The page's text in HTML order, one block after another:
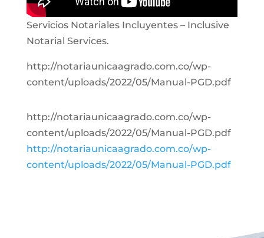
Servicios Notariales Incluyentes – Inclusive
Notarial Services.
http://notariaunicaagrado.com.co/wp-
content/uploads/2022/05/Manual-PGD.pdf
http://notariaunicaagrado.com.co/wp-
content/uploads/2022/05/Manual-PGD.pdf
http://notariaunicaagrado.com.co/wp-
content/uploads/2022/05/Manual-PGD.pdf